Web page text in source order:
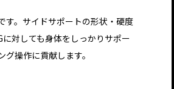
す。サイドサポートの形状・硬度
対しても身体をしっかりサポー
操作に貢献します。